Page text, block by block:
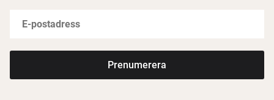
PowerDrive 55 MR 54″
PowerDrive 70 MR 54″
70 lb / 32 kg
(24V)
54 tum
Välj rätt rigglängd och storlek:Storleksguide
Prenumerera